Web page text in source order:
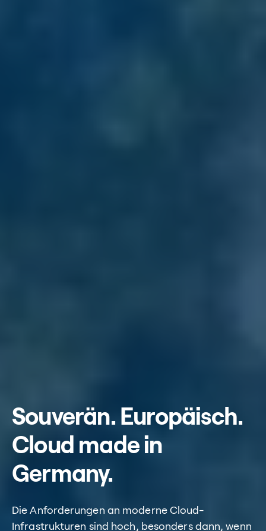
Souverän. Europäisch.
Cloud made in
Germany.
Die Anforderungen an moderne Cloud-
Infrastrukturen sind hoch, besonders dann, wenn